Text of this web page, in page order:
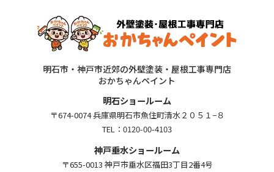
明石市・神戸市近郊の外壁塗装・屋根工事専門店
おかちゃんペイント
明石ショールーム
〒674-0074 兵庫県明石市魚住町清水２０５１−８
TEL： 0120-00-4103
神戸垂水ショールーム
〒655-0013 神戸市垂水区福田3丁目2番4号